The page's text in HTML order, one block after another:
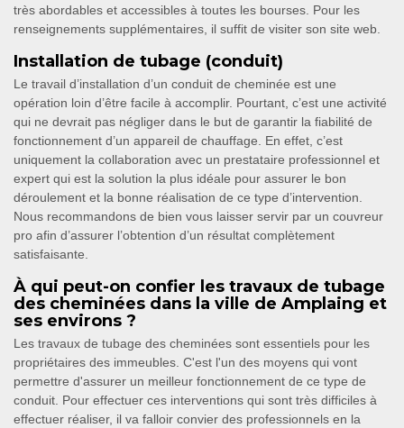
très abordables et accessibles à toutes les bourses. Pour les
renseignements supplémentaires, il suffit de visiter son site web.
Installation de tubage (conduit)
Le travail d’installation d’un conduit de cheminée est une
opération loin d’être facile à accomplir. Pourtant, c’est une activité
qui ne devrait pas négliger dans le but de garantir la fiabilité de
fonctionnement d’un appareil de chauffage. En effet, c’est
uniquement la collaboration avec un prestataire professionnel et
expert qui est la solution la plus idéale pour assurer le bon
déroulement et la bonne réalisation de ce type d’intervention.
Nous recommandons de bien vous laisser servir par un couvreur
pro afin d’assurer l’obtention d’un résultat complètement
satisfaisante.
À qui peut-on confier les travaux de tubage
des cheminées dans la ville de Amplaing et
ses environs ?
Les travaux de tubage des cheminées sont essentiels pour les
propriétaires des immeubles. C'est l'un des moyens qui vont
permettre d'assurer un meilleur fonctionnement de ce type de
conduit. Pour effectuer ces interventions qui sont très difficiles à
effectuer réaliser, il va falloir convier des professionnels en la